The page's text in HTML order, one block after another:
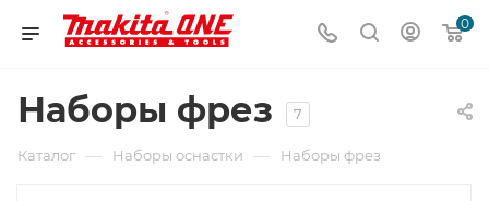
0
Наборы фрез 7
Каталог — Наборы оснастки — Наборы фрез